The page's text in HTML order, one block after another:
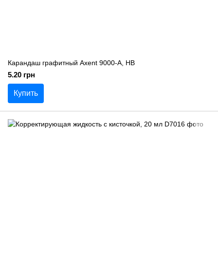
Карандаш графитный Axent 9000-A, НВ
5.20 грн
Купить